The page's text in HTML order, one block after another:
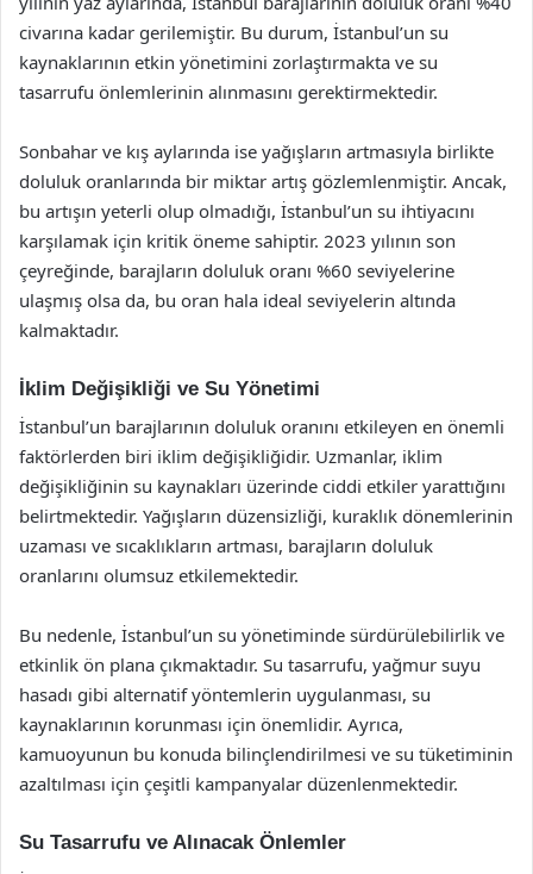
civarına kadar gerilemiştir. Bu durum, İstanbul’un su
kaynaklarının etkin yönetimini zorlaştırmakta ve su
tasarrufu önlemlerinin alınmasını gerektirmektedir.
Sonbahar ve kış aylarında ise yağışların artmasıyla birlikte
doluluk oranlarında bir miktar artış gözlemlenmiştir. Ancak,
bu artışın yeterli olup olmadığı, İstanbul’un su ihtiyacını
karşılamak için kritik öneme sahiptir. 2023 yılının son
çeyreğinde, barajların doluluk oranı %60 seviyelerine
ulaşmış olsa da, bu oran hala ideal seviyelerin altında
kalmaktadır.
İklim Değişikliği ve Su Yönetimi
İstanbul’un barajlarının doluluk oranını etkileyen en önemli
faktörlerden biri iklim değişikliğidir. Uzmanlar, iklim
değişikliğinin su kaynakları üzerinde ciddi etkiler yarattığını
belirtmektedir. Yağışların düzensizliği, kuraklık dönemlerinin
uzaması ve sıcaklıkların artması, barajların doluluk
oranlarını olumsuz etkilemektedir.
Bu nedenle, İstanbul’un su yönetiminde sürdürülebilirlik ve
etkinlik ön plana çıkmaktadır. Su tasarrufu, yağmur suyu
hasadı gibi alternatif yöntemlerin uygulanması, su
kaynaklarının korunması için önemlidir. Ayrıca,
kamuoyunun bu konuda bilinçlendirilmesi ve su tüketiminin
azaltılması için çeşitli kampanyalar düzenlenmektedir.
Su Tasarrufu ve Alınacak Önlemler